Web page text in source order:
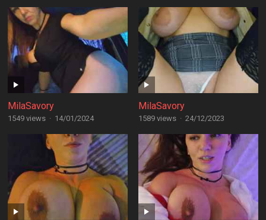
MilaSavory
1549 views · 14/01/2024
MilaSavory
1589 views · 24/12/2023